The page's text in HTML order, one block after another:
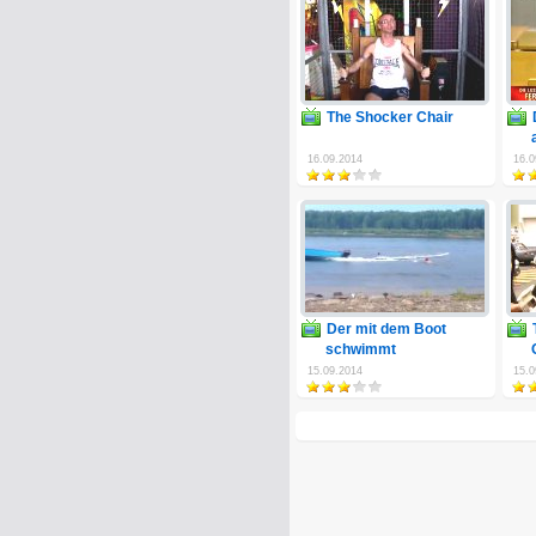
The Shocker Chair
16.09.2014
Der mit dem Boot
schwimmt
15.09.2014